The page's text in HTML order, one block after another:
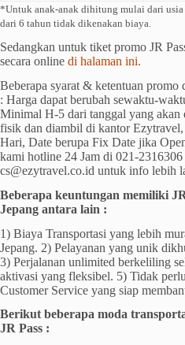
*Untuk anak-anak dihitung mulai dari
dari 6 tahun tidak dikenakan biaya.
Sedangkan untuk tiket promo JR
secara online di halaman ini.
Beberapa syarat & ketentuan promo
: Harga dapat berubah sewaktu-
Minimal H-5 dari tanggal yang akan
fisik dan diambil di kantor Ezytravel,
Hari, Date berupa Fix Date jika
kami hotline 24 Jam di 021-2316306
cs@ezytravel.co.id untuk info lebih
Beberapa keuntungan memiliki
Jepang antara lain :
1) Biaya Transportasi yang lebih
Jepang. 2) Pelayanan yang unik
3) Perjalanan unlimited berkeliling
aktivasi yang fleksibel. 5) Tidak
Customer Service yang siap
Berikut beberapa moda
JR Pass :